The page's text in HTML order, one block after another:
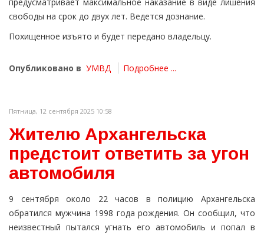
предусматривает максимальное наказание в виде лишения
свободы на срок до двух лет. Ведется дознание.
Похищенное изъято и будет передано владельцу.
Опубликовано в УМВД Подробнее ...
Пятница, 12 сентября 2025 10:58
Жителю Архангельска
предстоит ответить за угон
автомобиля
9 сентября около 22 часов в полицию Архангельска
обратился мужчина 1998 года рождения. Он сообщил, что
неизвестный пытался угнать его автомобиль и попал в